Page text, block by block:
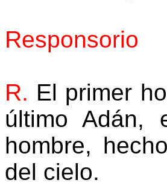
Responsorio
R. El primer
último
hombre,
del cielo.